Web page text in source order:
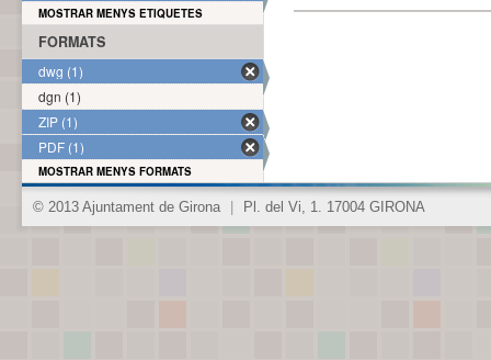
MOSTRAR MENYS ETIQUETES
FORMATS
dwg (1)
dgn (1)
ZIP (1)
PDF (1)
MOSTRAR MENYS FORMATS
© 2013 Ajuntament de Girona Pl. del Vi, 1. 17004 GIRONA